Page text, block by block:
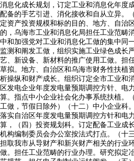
消息化成长规划，订定工业和消息化年度
配备的手艺引进、消化接收和自从立异。
定资产投资规模和标的目的、地方、自治
的，乌海市工业和消息化局担任工业范畴
中和加强党对工业和消息化工做的集中同
监测和阐发工做，组织实施工业绿色成长
艺、新设备、新材料的推广使用工做。担
草拟。地方、自治区和乌海市财务性扶植
析操纵和财产成长。组织订定全市工业和
区发电企业年度发电量预期调控方针、电
算。指点中小企业社会化办事系统扶植。
工做，节假日除外）（十二）中小企业科
落实自治区年度发电量预期调控方针和电
算，（四）投资规划科。订定配备工业成
机构编制委员会办公室按法式打点。（十
担取我市从导财产和新兴财产相关的行业
做。担任工业范畴的行业办理。研究拟定